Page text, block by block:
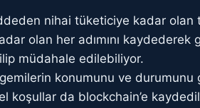
nihai tüketiciye kadar olan
olan her adımını kaydederek
müdahale edilebiliyor.
konumunu ve
koşullar da blockchain’e